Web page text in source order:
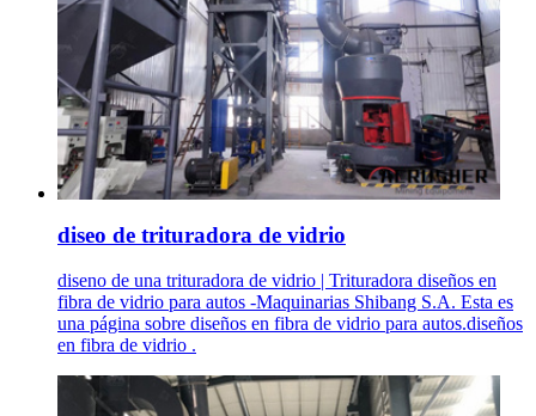
diseo de trituradora de vidrio
diseno de una trituradora de vidrio | Trituradora diseños en
fibra de vidrio para autos -Maquinarias Shibang S.A. Esta es
una página sobre diseños en fibra de vidrio para autos.diseños
en fibra de vidrio .